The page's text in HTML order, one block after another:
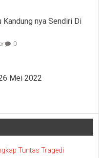
Kandung nya Sendiri Di
0
Mei 2022